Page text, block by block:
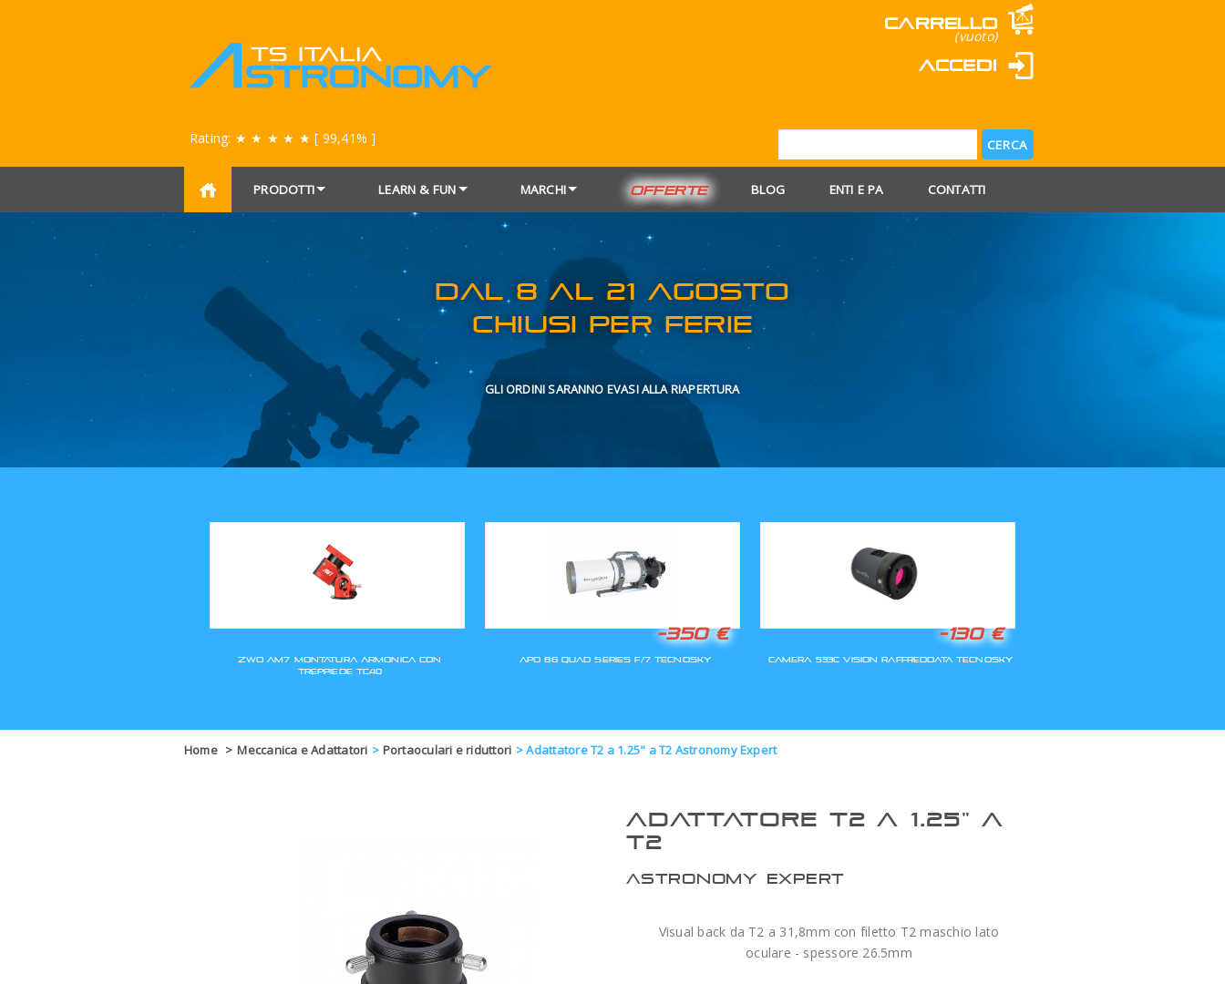
Carrello
(vuoto)
Accedi
Rating: ★ ★ ★ ★ ★ [ 99,41% ]
PRODOTTI LEARN & FUN MARCHI OFFERTE BLOG ENTI E PA CONTATTI
DAL 8 AL 21 AGOSTO
CHIUSI PER FERIE
Home > Meccanica e Adattatori > Portaoculari e riduttori >Adattatore T2 a 1.25" a T2 Astronomy Expert
ADATTATORE T2 A 1.25" A
T2
ASTRONOMY EXPERT
Visual back da T2 a 31,8mm con filetto T2 maschio lato
oculare - spessore 26.5mm